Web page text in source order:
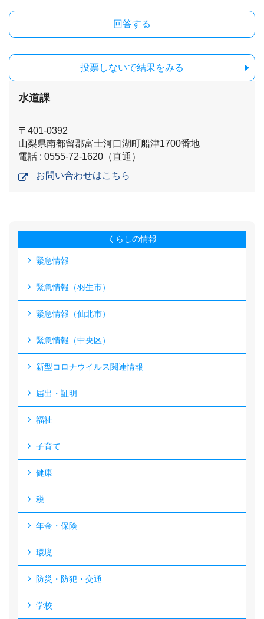
投票しないで結果をみる
水道課
〒401-0392
山梨県南都留郡富士河口湖町船津1700番地
電話 : 0555-72-1620（直通）
お問い合わせはこちら
くらしの情報
緊急情報
緊急情報（羽生市）
緊急情報（仙北市）
緊急情報（中央区）
新型コロナウイルス関連情報
届出・証明
福祉
子育て
健康
税
年金・保険
環境
防災・防犯・交通
学校